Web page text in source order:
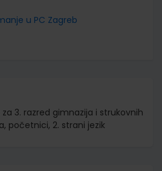
u PC Zagreb
za 3. razred gimnazija i strukovnih
početnici, 2. strani jezik